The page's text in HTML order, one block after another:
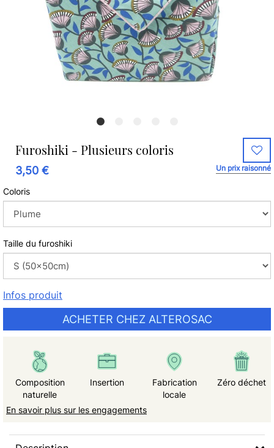
Furoshiki - Plusieurs coloris
3,50 € Un prix raisonné
Coloris
Taille du furoshiki
Infos produit
ACHETER CHEZ ALTEROSAC
Composition
naturelle
Insertion
Fabrication
locale
Zéro déchet
En savoir plus sur les engagements